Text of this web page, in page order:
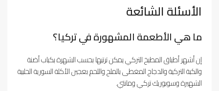
الأسئلة الشائعة
ما هي الأطعمة المشهورة في تركيا؟
إن أشهر أطباق المطبخ التركي يمكن ترتيها بحسب الشهرة بكباب أضنة
والكبة التركية والدجاج المغطى بالملح واللحم بعجين الأكلة السورية الحلبية
الشهيرة وسوبوريك تركي ومانتي.